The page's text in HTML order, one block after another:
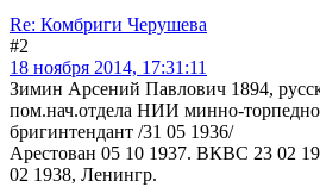
Re: Комбриги Черушева
#2
18 ноября 2014, 17:31:11
Зимин Арсений Павлович 1894,
пом.нач.отдела НИИ минно-
бригинтендант /31 05 1936/
Арестован 05 10 1937. ВКВС 23 02
02 1938, Ленингр.